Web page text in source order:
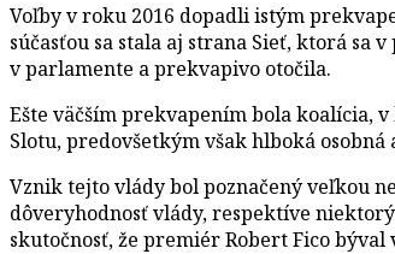
Voľby v roku 2016 dopadli istým
súčasťou sa stala aj strana Sieť, ktorá
v parlamente a prekvapivo otočila.
Ešte väčším prekvapením bola koalícia,
Slotu, predovšetkým však hlboká
Vznik tejto vlády bol poznačený veľkou
dôveryhodnosť vlády, respektíve
skutočnosť, že premiér Robert Fico